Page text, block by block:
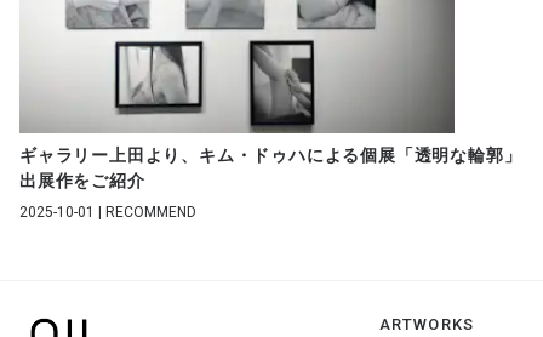
ギャラリー上田より、キム・ドゥハによる個展「透明な輪郭」
出展作をご紹介
2025-10-01 | RECOMMEND
ARTWORKS